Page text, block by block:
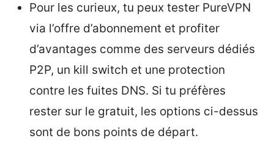
Pour les curieux, tu peux tester PureVPN
via l’offre d’abonnement et profiter
d’avantages comme des serveurs dédiés
P2P, un kill switch et une protection
contre les fuites DNS. Si tu préfères
rester sur le gratuit, les options ci-dessus
sont de bons points de départ.